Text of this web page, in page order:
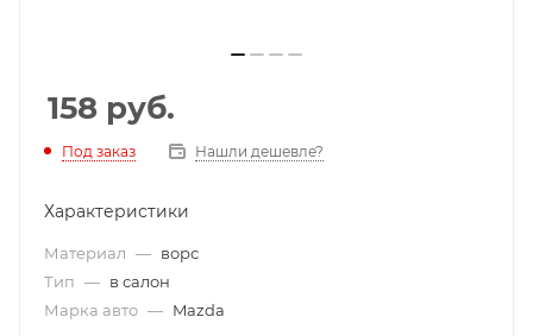
158 руб.
Под заказ Нашли дешевле?
Характеристики
Материал — ворс
Тип — в салон
Марка авто — Mazda